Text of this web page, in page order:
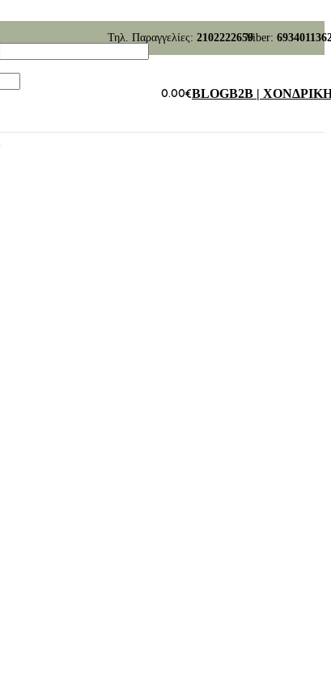
Τηλ. Παραγγελίες: 2102222659Viber:
0.00€BLOGB2B |